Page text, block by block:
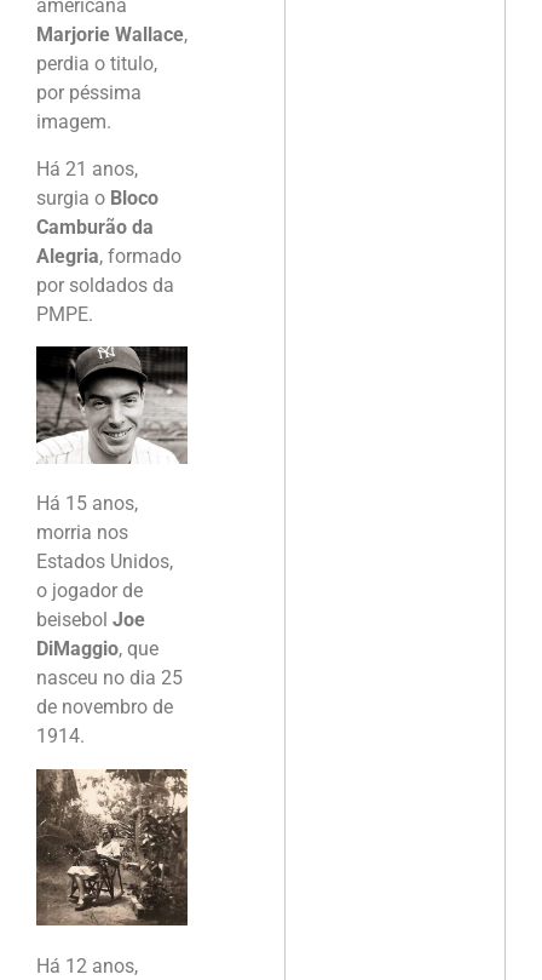
americana
Marjorie Wallace,
perdia o titulo,
por péssima
imagem.
Há 21 anos,
surgia o Bloco
Camburão da
Alegria, formado
por soldados da
PMPE.
Há 15 anos,
morria nos
Estados Unidos,
o jogador de
beisebol Joe
DiMaggio, que
nasceu no dia 25
de novembro de
1914.
Há 12 anos,